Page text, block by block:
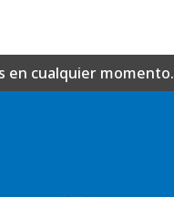
en cualquier momento.